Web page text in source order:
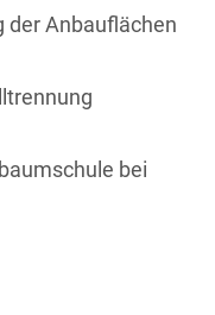
der Anbauflächen
bei